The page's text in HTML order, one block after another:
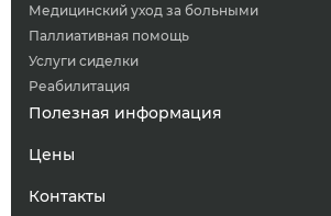
Медицинский уход за больными
Паллиативная помощь
Услуги сиделки
Реабилитация
Полезная информация
Цены
Контакты